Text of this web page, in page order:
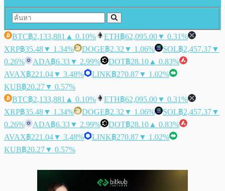
BTC฿2,133,881 ▲ 0.10% ETH฿62,095.00▼ 0.31%
XRP฿35.48▼ 1.34% DOGE฿2.32 ▼ 1.06% SOL฿2,457.37▼
0.26%
ADA฿6.33▼ 2.99% DOT฿28.10 ▲ 0.83%
AVAX฿221.04▼ 3.48% LINK฿270.87▼ 1.02%
KUB฿20.27▼ 0.57%
BTC฿2,133,881 ▲ 0.10% ETH฿62,095.00▼ 0.31%
XRP฿35.48▼ 1.34% DOGE฿2.32 ▼ 1.06% SOL฿2,457.37▼
0.26%
ADA฿6.33▼ 2.99% DOT฿28.10 ▲ 0.83%
AVAX฿221.04▼ 3.48% LINK฿270.87▼ 1.02%
KUB฿20.27▼ 0.57%